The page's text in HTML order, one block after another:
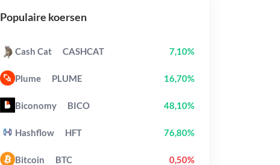
Populaire koersen
Cash Cat CASHCAT 7,10%
Plume PLUME 16,70%
Biconomy BICO 48,10%
Hashflow HFT 76,80%
Bitcoin BTC 0,50%